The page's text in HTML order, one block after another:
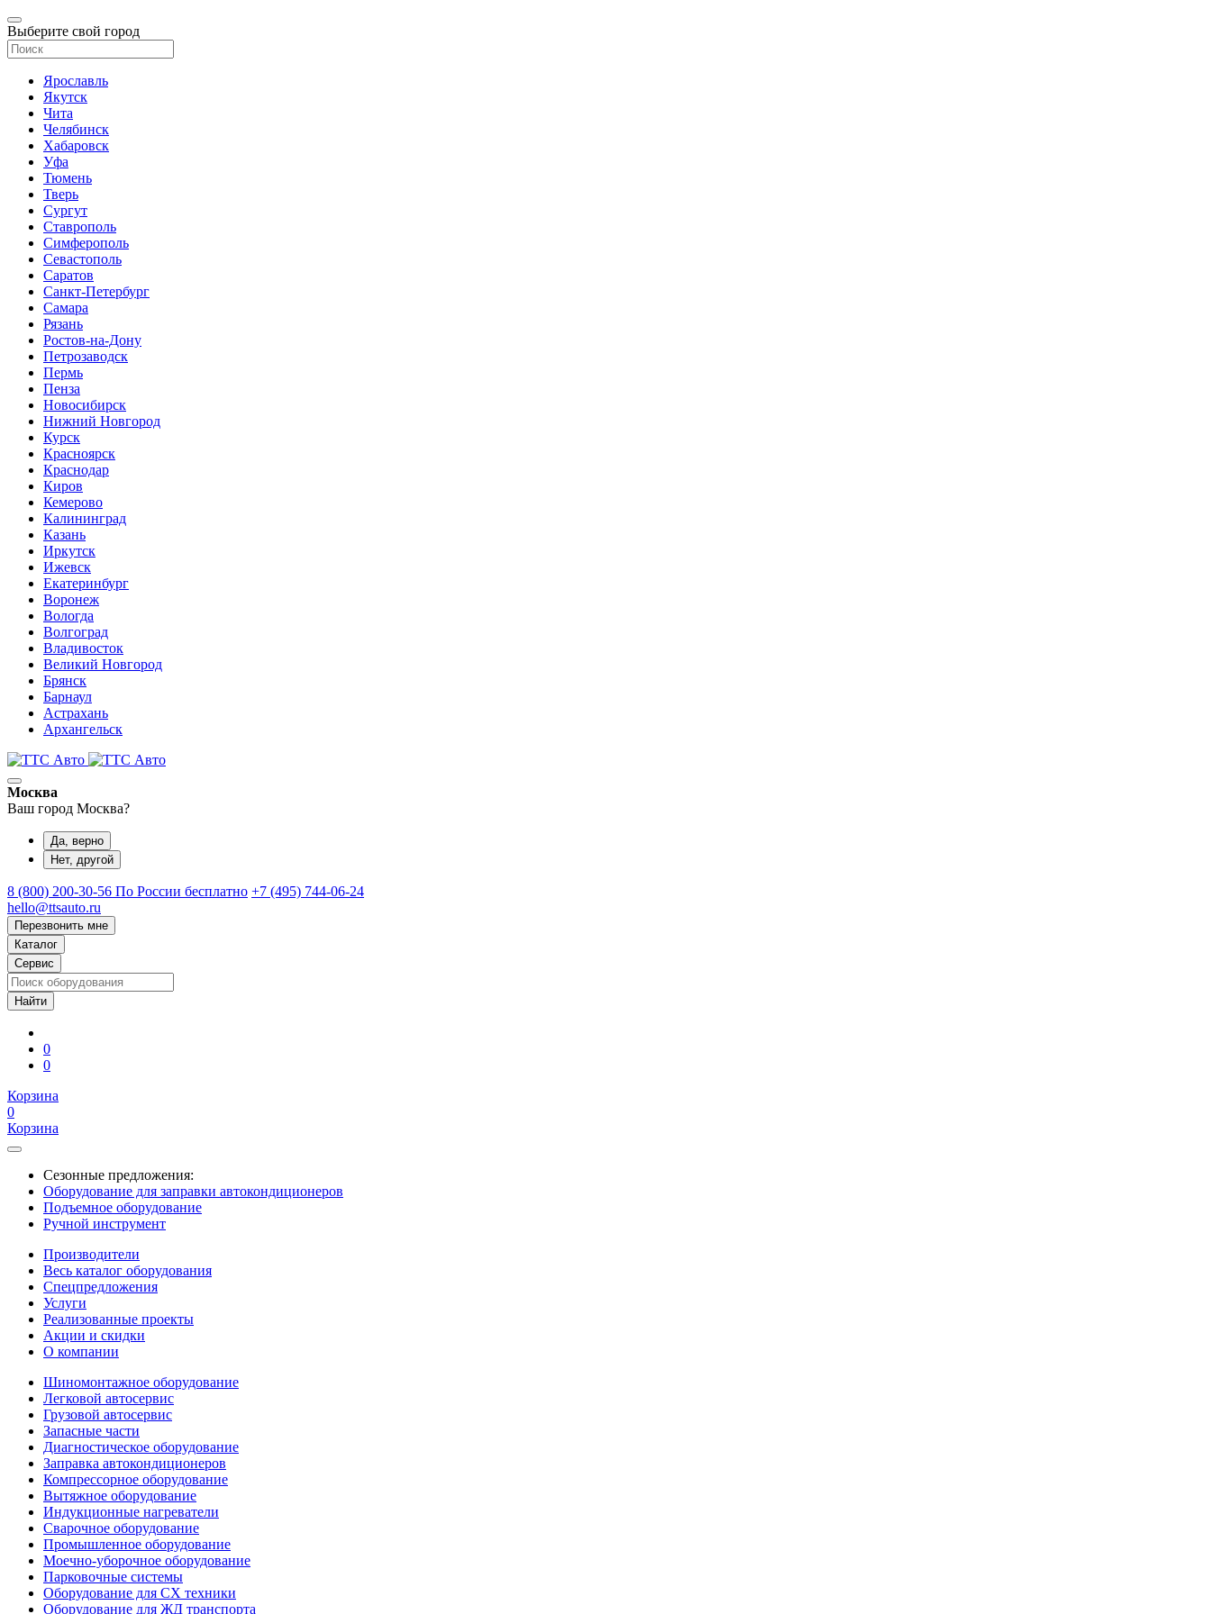
Выберите свой город
Ярославль
Якутск
Чита
Челябинск
Хабаровск
Уфа
Тюмень
Тверь
Сургут
Ставрополь
Симферополь
Севастополь
Саратов
Санкт-Петербург
Самара
Рязань
Ростов-на-Дону
Петрозаводск
Пермь
Пенза
Новосибирск
Нижний Новгород
Курск
Красноярск
Краснодар
Киров
Кемерово
Калининград
Казань
Иркутск
Ижевск
Екатеринбург
Воронеж
Вологда
Волгоград
Владивосток
Великий Новгород
Брянск
Барнаул
Астрахань
Архангельск
Москва
Ваш город Москва?
Да, верно
Нет, другой
8 (800) 200-30-56 По России бесплатно +7 (495) 744-06-24
hello@ttsauto.ru
Перезвонить мне
Каталог
Сервис
0
0
Корзина
0
Корзина
Сезонные предложения:
Оборудование для заправки автокондиционеров
Подъемное оборудование
Ручной инструмент
Производители
Весь каталог оборудования
Спецпредложения
Услуги
Реализованные проекты
Акции и скидки
О компании
Шиномонтажное оборудование
Легковой автосервис
Грузовой автосервис
Запасные части
Диагностическое оборудование
Заправка автокондиционеров
Компрессорное оборудование
Вытяжное оборудование
Индукционные нагреватели
Сварочное оборудование
Промышленное оборудование
Моечно-уборочное оборудование
Парковочные системы
Оборудование для СХ техники
Оборудование для ЖД транспорта